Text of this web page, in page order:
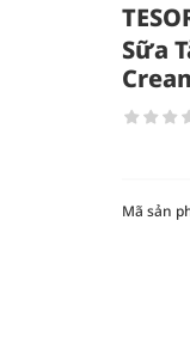
Sữa
Mã sản